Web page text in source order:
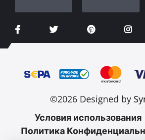
©2026 Designed by
Условия использования
Политика